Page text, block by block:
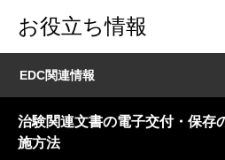
お役立ち情報
EDC関連情報
治験関連文書の電子交付・保存
施方法